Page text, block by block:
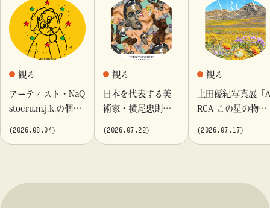
観る
アーティスト・NaQ
stoeru.m.j.k.の個展
(2026.08.04)
観る
日本を代表する美
術家・横尾忠則が
(2026.07.22)
観る
上田優紀写真展「
RCA この星の物
(2026.07.17)